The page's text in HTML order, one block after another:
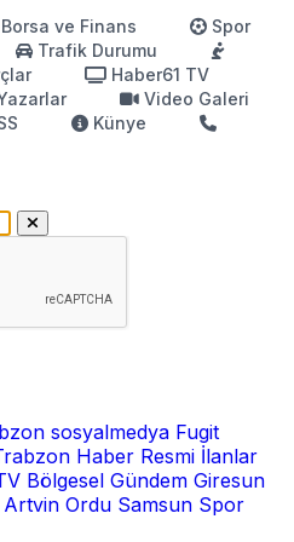
Borsa ve Finans
Spor
Trafik Durumu
Haber61 TV
Video Galeri
Künye
sosyalmedya Fugit
Haber Resmi İlanlar
Bölgesel Gündem Giresun
Artvin Ordu Samsun Spor